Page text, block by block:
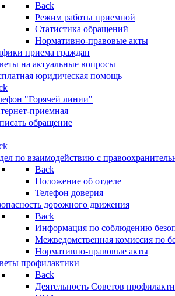
Back
Режим работы приемной
Статистика обращений
Нормативно-правовые акты
приема граждан
на актуальные вопросы
юридическая помощь
"Горячей линии"
приемная
обращение
по взаимодействию с
Back
Положение об отделе
Телефон доверия
дорожного движения
Back
Информация по соблюдению
Межведомственная комиссия по
Нормативно-правовые акты
профилактики
Back
Деятельность Советов